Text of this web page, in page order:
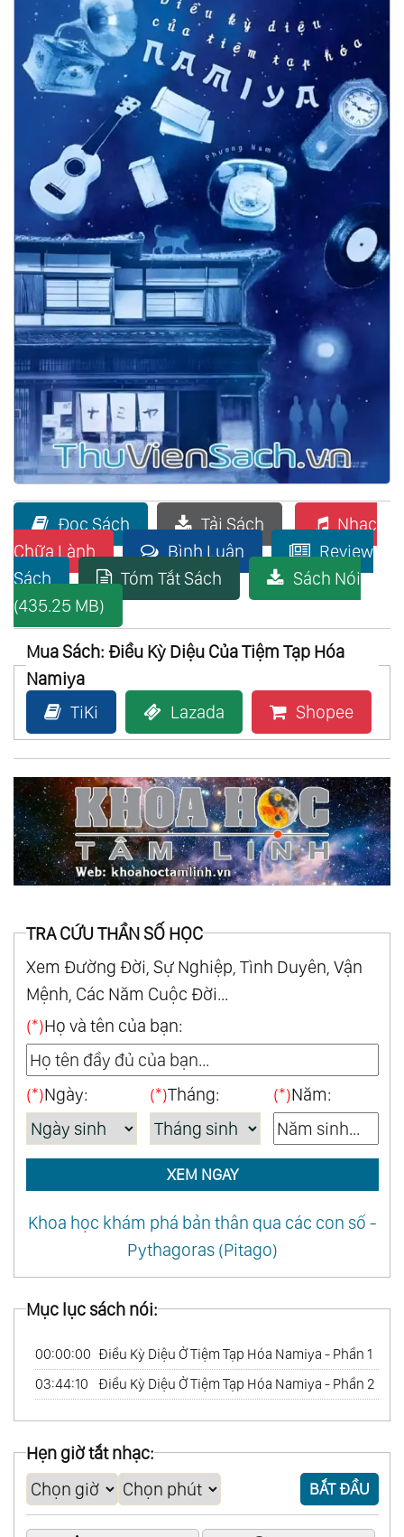
Đọc Sách Tải Sách
Nhạc
Chữa Lành
Bình Luận
Review
Sách
Tóm Tắt Sách
Sách Nói
(435.25 MB)
Mua Sách: Điều Kỳ Diệu Của Tiệm Tạp Hóa
Namiya
TiKi
Lazada Shopee
TRA CỨU THẦN SỐ HỌC
Xem Đường Đời, Sự Nghiệp, Tình Duyên, Vận
Mệnh, Các Năm Cuộc Đời...
(*)Họ và tên của bạn:
(*)Ngày: (*)Tháng: (*)Năm:
XEM NGAY
Khoa học khám phá bản thân qua các con số -
Pythagoras (Pitago)
Mục lục sách nói:
00:00:00 Điều Kỳ Diệu Ở Tiệm Tạp Hóa Namiya - Phần 1
03:44:10
Điều Kỳ Diệu Ở Tiệm Tạp Hóa Namiya - Phần 2
Hẹn giờ tắt nhạc:
BẮT ĐẦU